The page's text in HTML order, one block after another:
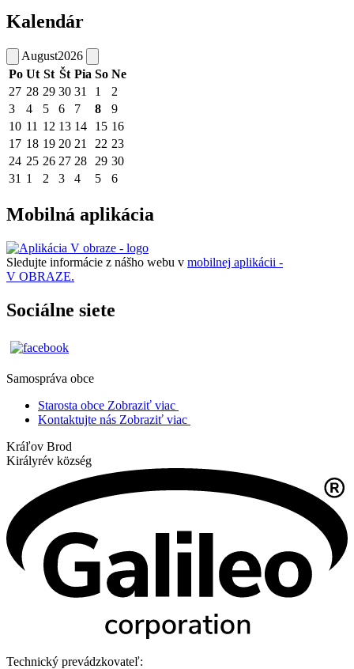
Kalendár
August2026
Po Ut St Št Pia So Ne
27 28 29 30 31 1
2
3
4 5 6 7 8
9
10 11 12 13 14 15 16
17 18 19 20 21 22 23
24 25 26 27 28 29 30
31 1 2 3 4 5 6
Mobilná aplikácia
Sledujte informácie z nášho webu v mobilnej aplikácii -
V OBRAZE.
Sociálne siete
Samospráva obce
Starosta obce Zobraziť viac
Kontaktujte nás Zobraziť viac
Kráľov Brod
Királyrév község
Technický prevádzkovateľ: